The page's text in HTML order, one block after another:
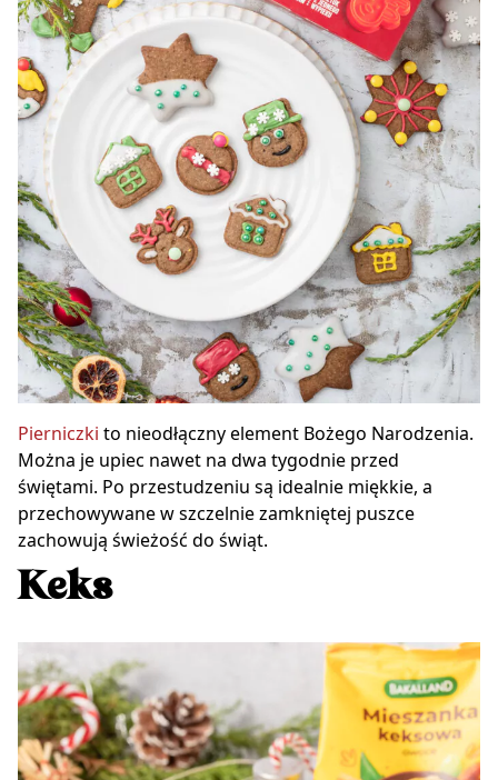
Pierniczki to nieodłączny element Bożego Narodzenia.
Można je upiec nawet na dwa tygodnie przed
świętami. Po przestudzeniu są idealnie miękkie, a
przechowywane w szczelnie zamkniętej puszce
zachowują świeżość do świąt.
Keks